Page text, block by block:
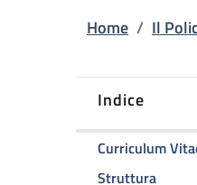
Home / Il
Indice
Curriculum
Strutturadella